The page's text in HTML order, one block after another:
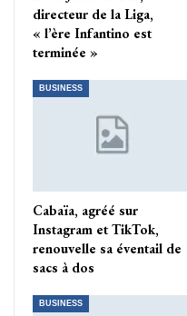
directeur de la Liga,
« l’ère Infantino est
terminée »
BUSINESS
Cabaïa, agréé sur
Instagram et TikTok,
renouvelle sa éventail de
sacs à dos
BUSINESS